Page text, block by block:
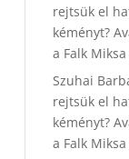
rejtsük el
kéményt?
a Falk
Szuhai
rejtsük el
kéményt?
a Falk